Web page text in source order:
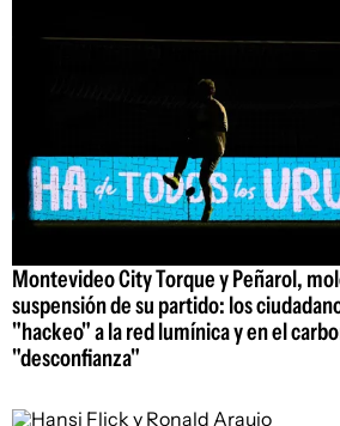
Montevideo City Torque y Peñarol,
suspensión de su partido: los
"hackeo" a la red lumínica y en el
"desconfianza"